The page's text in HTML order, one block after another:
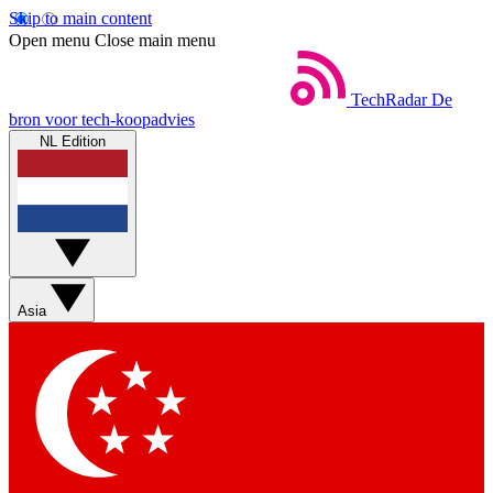
Skip to main content
Open menu Close main menu
TechRadar De
bron voor tech-koopadvies
NL Edition
Asia